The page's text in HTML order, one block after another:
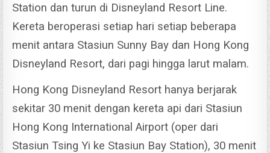
Station dan turun di Disneyland Resort Line.
Kereta beroperasi setiap hari setiap beberapa
menit antara Stasiun Sunny Bay dan Hong Kong
Disneyland Resort, dari pagi hingga larut malam.
Hong Kong Disneyland Resort hanya berjarak
sekitar 30 menit dengan kereta api dari Stasiun
Hong Kong International Airport (oper dari
Stasiun Tsing Yi ke Stasiun Bay Station), 30 menit